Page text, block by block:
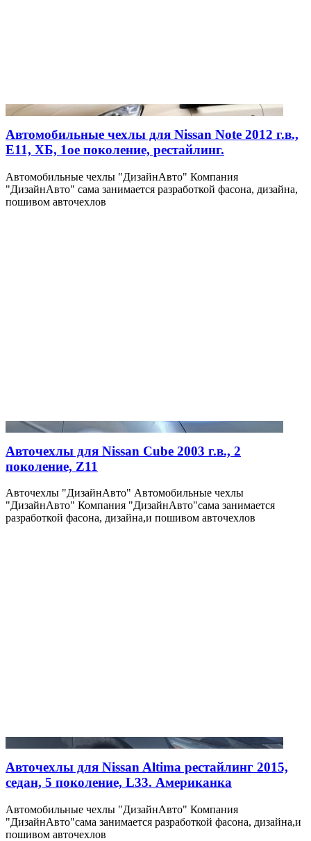
Автомобильные чехлы для Nissan Note 2012 г.в.,
E11, ХБ, 1ое поколение, рестайлинг.
Автомобильные чехлы "ДизайнАвто" Компания
"ДизайнАвто" сама занимается разработкой фасона, дизайна,
пошивом авточехлов
Авточехлы для Nissan Cube 2003 г.в., 2
поколение, Z11
Авточехлы "ДизайнАвто" Автомобильные чехлы
"ДизайнАвто" Компания "ДизайнАвто"сама занимается
разработкой фасона, дизайна,и пошивом авточехлов
Авточехлы для Nissan Altima рестайлинг 2015,
седан, 5 поколение, L33. Американка
Автомобильные чехлы "ДизайнАвто" Компания
"ДизайнАвто"сама занимается разработкой фасона, дизайна,и
пошивом авточехлов